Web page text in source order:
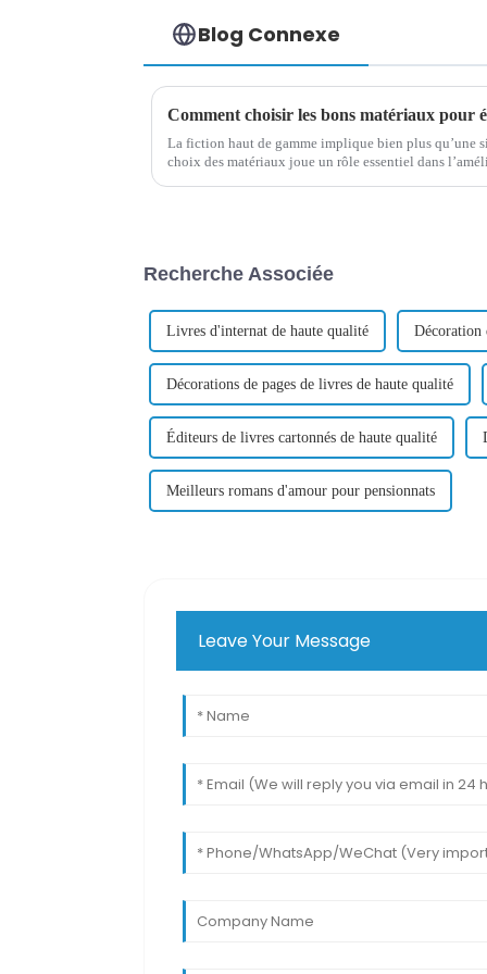
Blog Connexe
La fiction haut de gamme implique bien plus qu’une
choix des matériaux joue un rôle essentiel dans
Recherche Associée
Livres d'internat de haute qualité Décoration
Décorations de pages de livres de haute qualité
Éditeurs de livres cartonnés de haute qualité
Meilleurs romans d'amour pour pensionnats
Leave Your Message